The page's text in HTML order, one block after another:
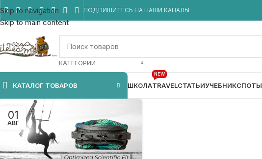
Skip to navigation
Skip to main content
ПОДПИШИТЕСЬ НА НАШИ КАНАЛЫ
КАТЕГОРИИ
КАТАЛОГ ТОВАРОВ ШКОЛАTRAVEL
NEW
СТАТЬИУЧЕБНИКСПОТЫ
01
АВГ